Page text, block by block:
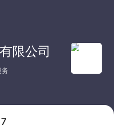
限公司